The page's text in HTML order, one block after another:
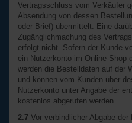
Vertragsschluss vom Verkäufer
Absendung von dessen
oder Brief) übermittelt. Eine
Zugänglichmachung des
erfolgt nicht. Sofern der Kunde
ein Nutzerkonto im Online-Shop
werden die Bestelldaten auf der
und können vom Kunden über
Nutzerkonto unter Angabe der
kostenlos abgerufen werden.
2.7 Vor verbindlicher Abgabe